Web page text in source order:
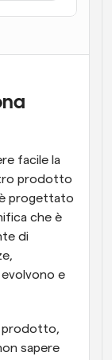
e aggiornamenti
facile la
prodotto
progettato
che è
di
e
prodotto,
sapere